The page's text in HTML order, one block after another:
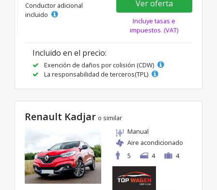
Conductor adicional
incluido
Ver oferta
Incluye tasas e
impuestos. (VAT)
Incluido en el precio:
Exención de daños por colisión (CDW)
La responsabilidad de terceros(TPL)
Renault Kadjar o similar
Manual
Aire acondicionado
5
4 4